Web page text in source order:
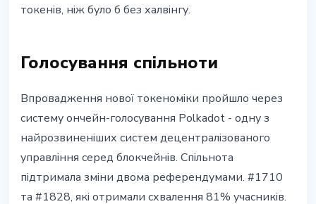
токенів, ніж було б без халвінгу.
Голосування спільноти
Впровадження нової токеноміки пройшло через
систему ончейн-голосування Polkadot - одну з
найрозвиненіших систем децентралізованого
управління серед блокчейнів. Спільнота
підтримала зміни двома референдумами. #1710
та #1828, які отримали схвалення 81% учасників.